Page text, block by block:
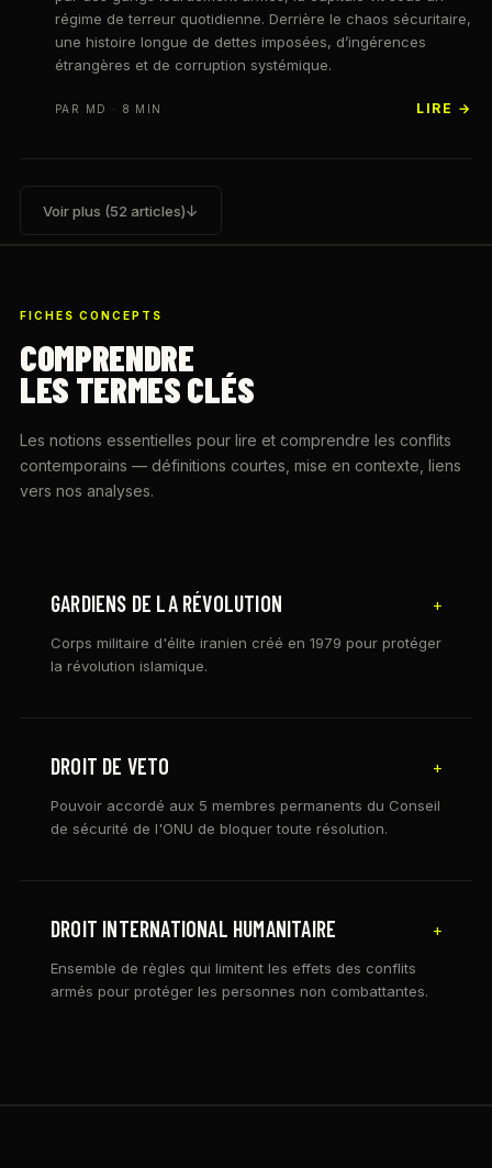
régime de terreur quotidienne. Derrière le chaos sécuritaire,
une histoire longue de dettes imposées, d’ingérences
étrangères et de corruption systémique.
PAR MD · 8 MIN LIRE →
Voir plus (52 articles)
FICHES CONCEPTS
COMPRENDRE
LES TERMES CLÉS
Les notions essentielles pour lire et comprendre les conflits
contemporains — définitions courtes, mise en contexte, liens
vers nos analyses.
GARDIENS DE LA RÉVOLUTION +
Corps militaire d'élite iranien créé en 1979 pour protéger
la révolution islamique.
DROIT DE VETO +
Pouvoir accordé aux 5 membres permanents du Conseil
de sécurité de l'ONU de bloquer toute résolution.
DROIT INTERNATIONAL HUMANITAIRE +
Ensemble de règles qui limitent les effets des conflits
armés pour protéger les personnes non combattantes.